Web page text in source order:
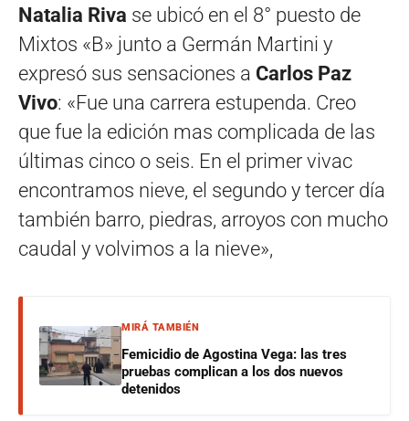
Natalia Riva se ubicó en el 8° puesto de
Mixtos «B» junto a Germán Martini y
expresó sus sensaciones a Carlos Paz
Vivo: «Fue una carrera estupenda. Creo
que fue la edición mas complicada de las
últimas cinco o seis. En el primer vivac
encontramos nieve, el segundo y tercer día
también barro, piedras, arroyos con mucho
caudal y volvimos a la nieve»,
MIRÁ TAMBIÉN
Femicidio de Agostina Vega: las tres
pruebas complican a los dos nuevos
detenidos